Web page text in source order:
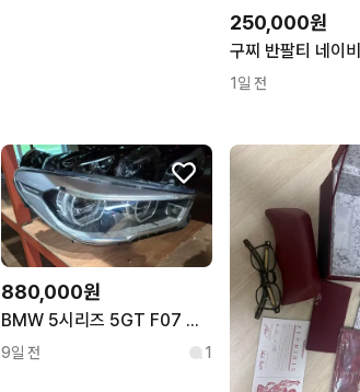
250,000원
1일 전
880,000원
BMW 5시리즈 5GT F07 후기형 풀 LED 중고 조수석 헤드라이트
9일 전 1